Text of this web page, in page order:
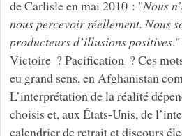
de Carlisle en mai 2010 : "Nous
nous percevoir réellement. Nous
producteurs d’illusions positives
Victoire ? Pacification ? Ces
eu grand sens, en Afghanistan
L’interprétation de la réalité
choisis et, aux États-Unis, de
calendrier de retrait et discours